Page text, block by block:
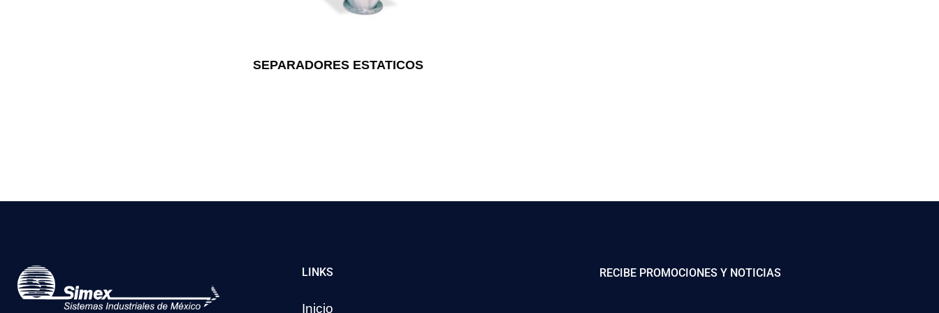
SEPARADORES ESTATICOS
LINKS
Inicio
RECIBE PROMOCIONES Y NOTICIAS